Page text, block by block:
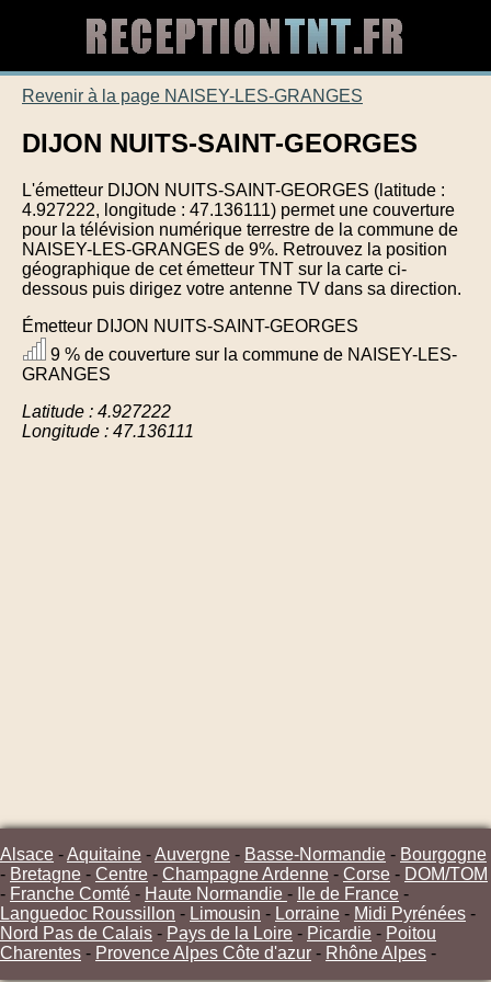
Revenir à la page NAISEY-LES-GRANGES
DIJON NUITS-SAINT-GEORGES
L'émetteur DIJON NUITS-SAINT-GEORGES (latitude :
4.927222, longitude : 47.136111) permet une couverture
pour la télévision numérique terrestre de la commune de
NAISEY-LES-GRANGES de 9%. Retrouvez la position
géographique de cet émetteur TNT sur la carte ci-
dessous puis dirigez votre antenne TV dans sa direction.
Émetteur DIJON NUITS-SAINT-GEORGES
9 % de couverture sur la commune de NAISEY-LES-
GRANGES
Latitude : 4.927222
Longitude : 47.136111
Alsace -Aquitaine -Auvergne - Basse-Normandie - Bourgogne
- Bretagne - Centre - Champagne Ardenne - Corse - DOM/TOM
- Franche Comté - Haute Normandie - Ile de France -
Languedoc Roussillon - Limousin - Lorraine - Midi Pyrénées -
Nord Pas de Calais - Pays de la Loire - Picardie - Poitou
Charentes - Provence Alpes Côte d'azur - Rhône Alpes -